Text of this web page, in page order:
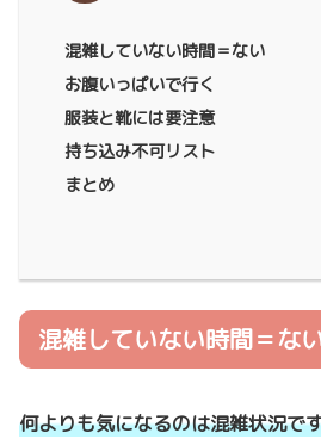
混雑していない時間＝ない
お腹いっぱいで行く
服装と靴には要注意
持ち込み不可リスト
まとめ
混雑していない時間＝な
何よりも気になるのは混雑状況で